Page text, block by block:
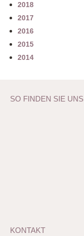
2018
2017
2016
2015
2014
SO FINDEN SIE UNS
KONTAKT